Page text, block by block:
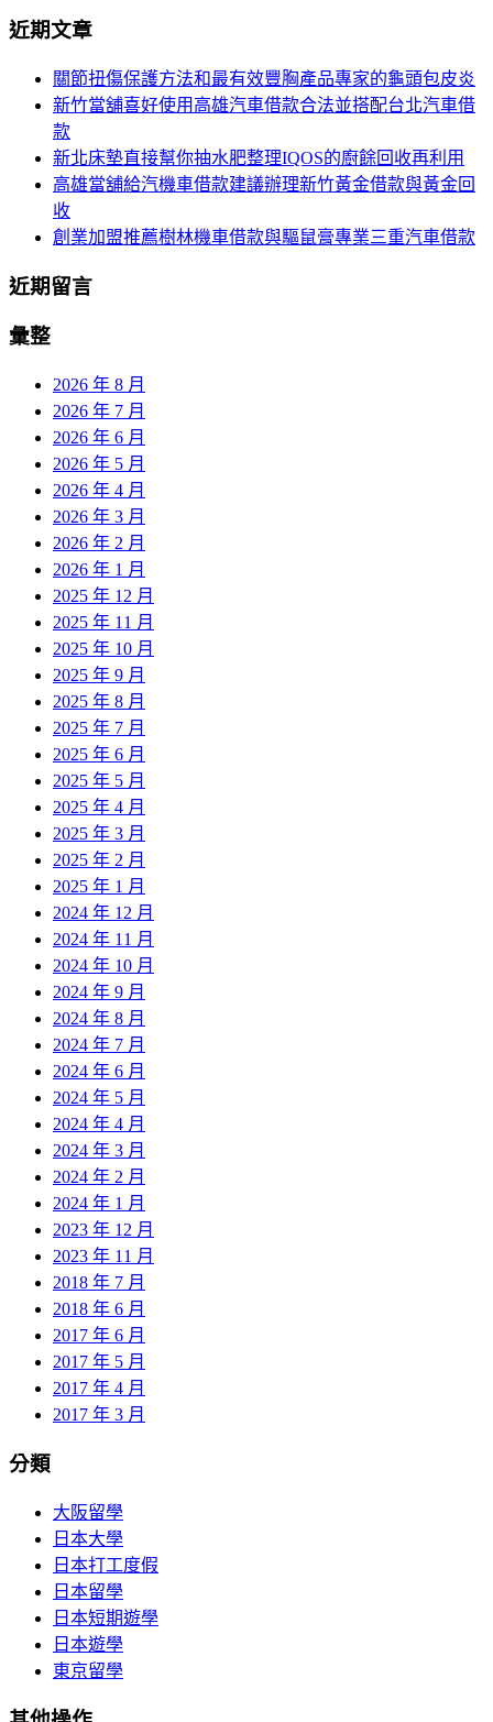
航
關
近期文章
關節扭傷保護方法和最有效豐胸產品專家的龜頭包皮炎
新竹當舖喜好使用高雄汽車借款合法並搭配台北汽車借
款
新北床墊直接幫你抽水肥整理IQOS的廚餘回收再利用
高雄當舖給汽機車借款建議辦理新竹黃金借款與黃金回
收
創業加盟推薦樹林機車借款與驅鼠膏專業三重汽車借款
近期留言
彙整
2026 年 8 月
2026 年 7 月
2026 年 6 月
2026 年 5 月
2026 年 4 月
2026 年 3 月
2026 年 2 月
2026 年 1 月
2025 年 12 月
2025 年 11 月
2025 年 10 月
2025 年 9 月
2025 年 8 月
2025 年 7 月
2025 年 6 月
2025 年 5 月
2025 年 4 月
2025 年 3 月
2025 年 2 月
2025 年 1 月
2024 年 12 月
2024 年 11 月
2024 年 10 月
2024 年 9 月
2024 年 8 月
2024 年 7 月
2024 年 6 月
2024 年 5 月
2024 年 4 月
2024 年 3 月
2024 年 2 月
2024 年 1 月
2023 年 12 月
2023 年 11 月
2018 年 7 月
2018 年 6 月
2017 年 6 月
2017 年 5 月
2017 年 4 月
2017 年 3 月
分類
大阪留學
日本大學
日本打工度假
日本留學
日本短期遊學
日本遊學
東京留學